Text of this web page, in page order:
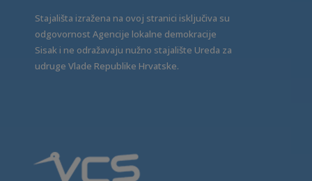
Stajališta izražena na ovoj stranici isključiva su
odgovornost Agencije lokalne demokracije
Sisak i ne odražavaju nužno stajalište Ureda za
udruge Vlade Republike Hrvatske.